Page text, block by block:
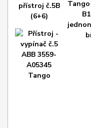
přístroj č.5B
(6+6)